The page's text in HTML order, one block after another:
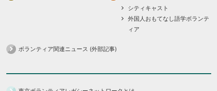
シティキャスト
外国人おもてなし語学ボランテ
ィア
ボランティア関連ニュース (外部記事)